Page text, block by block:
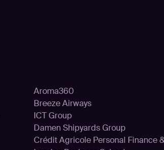
Aroma360
Breeze Airways
ICT Group
Damen Shipyards Group
Crédit Agricole Personal Finance